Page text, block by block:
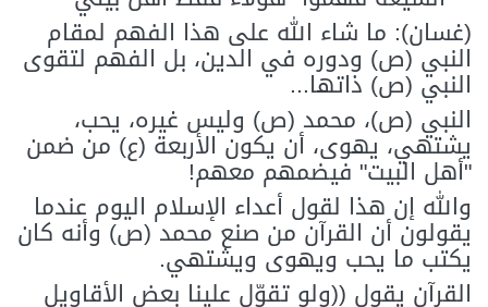
(غسان): ما شاء الله على هذا الفهم لمقام
النبي (ص) ودوره في الدين، بل الفهم لتقوى
النبي (ص) ذاتها...
النبي (ص)، محمد (ص) وليس غيره، يحب،
يشتهي، يهوى، أن يكون الأربعة (ع) من ضمن
"أهل البيت" فيضمهم معهم!
والله إن هذا لقول أعداء الإسلام اليوم عندما
يقولون أن القرآن من صنع محمد (ص) وأنه كان
يكتب ما يحب ويهوى ويشتهي.
القرآن يقول ((ولو تقوّل علينا بعض الأقاويل